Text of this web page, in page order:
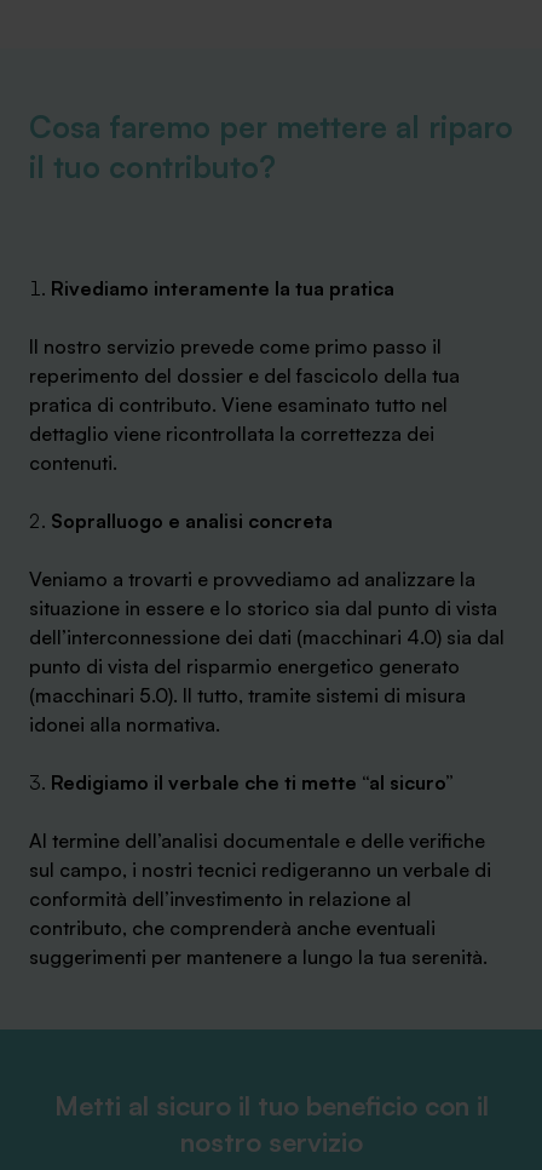
Cosa faremo per mettere al riparo
il tuo contributo?
Rivediamo interamente la tua pratica
Il nostro servizio prevede come primo passo il
reperimento del dossier e del fascicolo della tua
pratica di contributo. Viene esaminato tutto nel
dettaglio viene ricontrollata la correttezza dei
contenuti.
Sopralluogo e analisi concreta
Veniamo a trovarti e provvediamo ad analizzare la
situazione in essere e lo storico sia dal punto di vista
dell’interconnessione dei dati (macchinari 4.0) sia dal
punto di vista del risparmio energetico generato
(macchinari 5.0). Il tutto, tramite sistemi di misura
idonei alla normativa.
Redigiamo il verbale che ti mette “al sicuro”
Al termine dell’analisi documentale e delle verifiche
sul campo, i nostri tecnici redigeranno un verbale di
conformità dell’investimento in relazione al
contributo, che comprenderà anche eventuali
suggerimenti per mantenere a lungo la tua serenità.
Metti al sicuro il tuo beneficio con il
nostro servizio